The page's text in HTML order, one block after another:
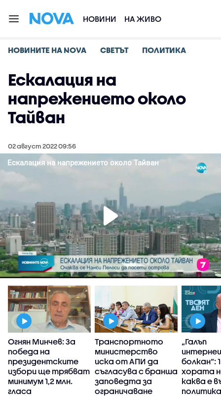
НОВИНИ НА ЖИВО
НОВИНИТЕ НА NOVA СВЕТЪТ ПОЛИТИКА
Ескалация на
напрежението около
Тайван
02 август 2022 09:56
Огнян Минчев: За
победа на
президентските
избори ще трябват
минимум 1,2 млн.
гласа
Транспортното
министерство
иска от АПИ да
съгласува с бранша
заповедта за
ограничаване
„Галъп
болкан“:
хората
каква е